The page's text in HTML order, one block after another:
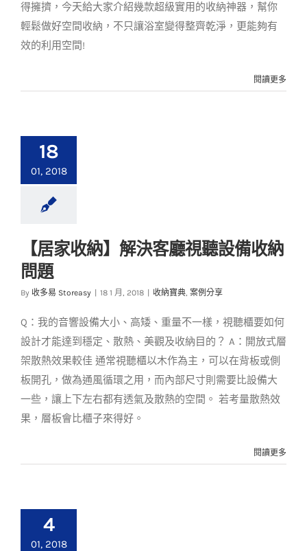
得擁擠，今天給大家介紹幾款超級實用的收納神器，幫你
輕鬆做好空間收納，不只讓浴室變得整齊乾淨，更能夠有
效的利用空間!
閱讀更多
18
01, 2018
收納寶典
【居家收納】解決客廳視聽設備收納
問題
By 收多易 Storeasy 18 1 月, 2018 收納寶典, 案例分享
Q：我的音響設備大小、高矮、重量不一樣，視聽櫃要如何
設計才能達到穩定、散熱、美觀及收納目的？ A：開放式層
架散熱效果較佳 通常視聽櫃以木作為主，可以在背板或側
板開孔，做為通風循環之用，而內部尺寸則需要比設備大
一些，讓上下左右都有透氣及散熱的空間。 若考量散熱效
果，層板會比櫃子來得好。
閱讀更多
4
01, 2018